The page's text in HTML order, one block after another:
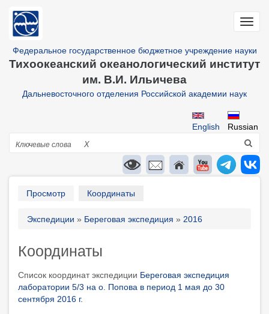
основному
Федеральное государственное бюджетное учреждение науки
Тихоокеанский океанологический институт
им. В.И. Ильичева
Дальневосточного отделения Российской академии наук
Russian
English
Поиск
X
Primary
Просмотр Координаты
Строка
Экспедиции Береговая экспедиция 2016
Координаты
Список координат экспедиции Береговая экспедиция
лаборатории 5/3 на о. Попова в период 1 мая до 30
сентября 2016 г.